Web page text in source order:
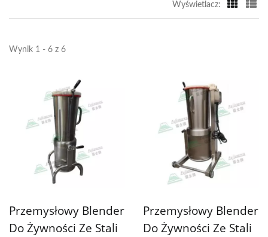
Wyświetlacz:
Wynik 1 - 6 z 6
Przemysłowy Blender
Do Żywności Ze Stali
Przemysłowy Blender
Do Żywności Ze Stali